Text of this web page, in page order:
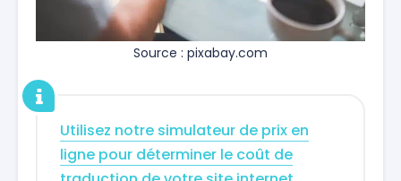
Source : pixabay.com
Utilisez notre simulateur de prix en
ligne pour déterminer le coût de